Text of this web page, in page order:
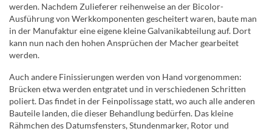
werden. Nachdem Zulieferer reihenweise an der Bicolor-
Ausführung von Werkkomponenten gescheitert waren, baute man
in der Manufaktur eine eigene kleine Galvanikabteilung auf. Dort
kann nun nach den hohen Ansprüchen der Macher gearbeitet
werden.
Auch andere Finissierungen werden von Hand vorgenommen:
Brücken etwa werden entgratet und in verschiedenen Schritten
poliert. Das findet in der Feinpolissage statt, wo auch alle anderen
Bauteile landen, die dieser Behandlung bedürfen. Das kleine
Rähmchen des Datumsfensters, Stundenmarker, Rotor und